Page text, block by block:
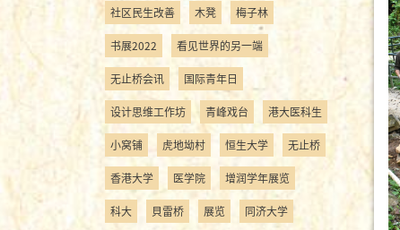
社区民生改善 木凳 梅子林
书展2022 看见世界的另一端
无止桥会讯 国际青年日
设计思维工作坊 青峰戏台 港大医科生
小窝铺 虎地坳村 恒生大学 无止桥
香港大学 医学院 增润学年展览
科大 貝雷桥 展览 同济大学